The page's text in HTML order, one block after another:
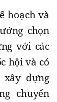
hoạch và
chọn
với các
hội và có
dựng
chuyển